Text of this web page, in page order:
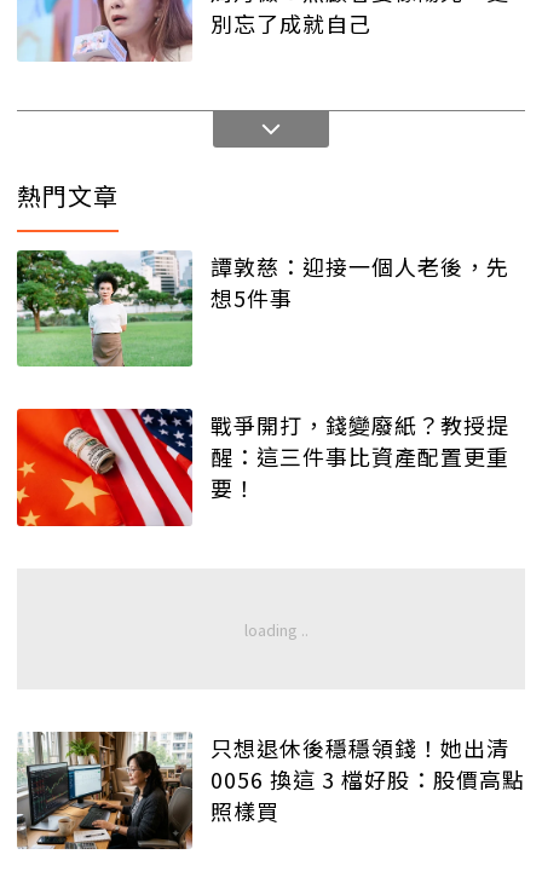
別忘了成就自己
熱門文章
譚敦慈：迎接一個人老後，先
想5件事
戰爭開打，錢變廢紙？教授提
醒：這三件事比資產配置更重
要！
只想退休後穩穩領錢！她出清
0056 換這 3 檔好股：股價高點
照樣買